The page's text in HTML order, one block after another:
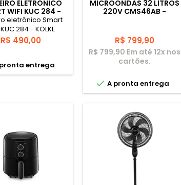
ELETRÔNICO
WIFI KUC 284 -
KOLKE
eletrônico Smart
284 - KOLKE
Preço
R$ 490,00
entrega
MICROONDAS 32 LITROS
220V CMS46AB -
Preço
R$ 799,90
R$ 799,90 Em até 12x nos
cartões.
 A pronta entrega